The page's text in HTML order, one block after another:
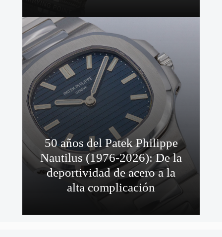
50 años del Patek Philippe
Nautilus (1976-2026): De la
deportividad de acero a la
alta complicación